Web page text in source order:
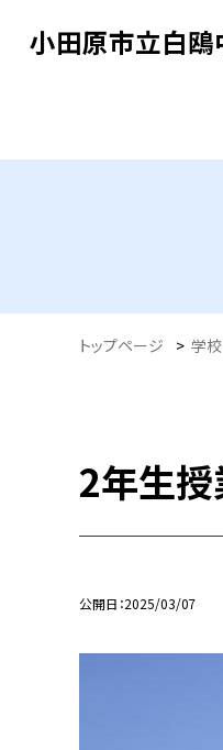
小田原市立白鴎
トップページ > 学校
2年生
公開日 2025/03/07